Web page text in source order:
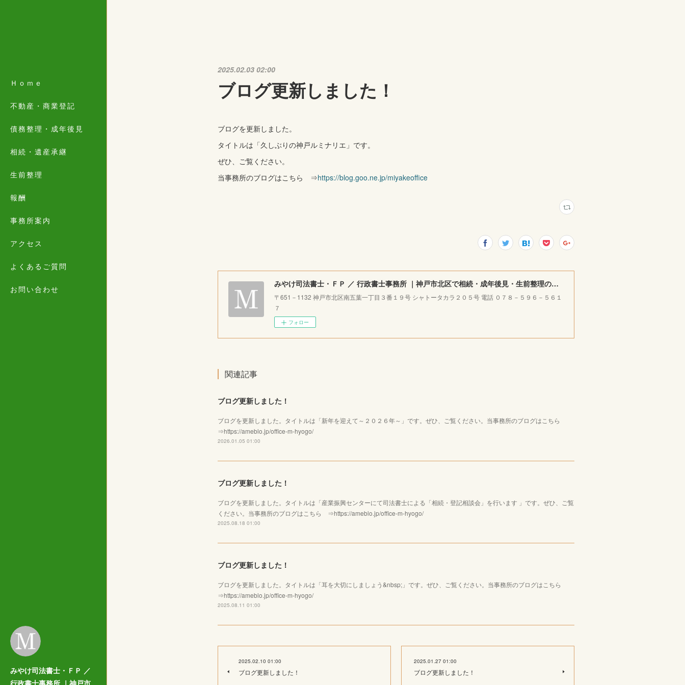
Ｈｏｍｅ
不動産・商業登記
債務整理・成年後見
相続・遺産承継
生前整理
報酬
事務所案内
アクセス
よくあるご質問
お問い合わせ
みやけ司法書士・ＦＰ ／
行政書士事務所 ｜神戸市
2025.02.03 02:00
ブログ更新しました！
ブログを更新しました。
タイトルは「久しぶりの神戸ルミナリエ」です。
ぜひ、ご覧ください。
当事務所のブログはこちら ⇒https://blog.goo.ne.jp/miyakeoffice
みやけ司法書士・ＦＰ ／ 行政書士事務所 ｜神戸市北区で相続・成年後見・生前整理のご相談をお受けしています。
〒651－1132 神戸市北区南五葉一丁目３番１９号 シャトータカラ２０５号 電話 ０７８－５９６－５６１
７
フォロー
関連記事
ブログ更新しました！
ブログを更新しました。タイトルは「新年を迎えて～２０２６年～」です。ぜひ、ご覧ください。当事務所のブログはこちら
⇒https://ameblo.jp/office-m-hyogo/
2026.01.05 01:00
ブログ更新しました！
ブログを更新しました。タイトルは「産業振興センターにて司法書士による「相続・登記相談会」を行います 」です。ぜひ、ご覧
ください。当事務所のブログはこちら ⇒https://ameblo.jp/office-m-hyogo/
2025.08.18 01:00
ブログ更新しました！
ブログを更新しました。タイトルは「耳を大切にしましょう&nbsp;」です。ぜひ、ご覧ください。当事務所のブログはこちら
⇒https://ameblo.jp/office-m-hyogo/
2025.08.11 01:00
2025.02.10 01:00
ブログ更新しました！
2025.01.27 01:00
ブログ更新しました！